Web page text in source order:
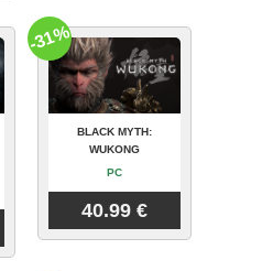
BLACK MYTH:
WUKONG
PC
40.99 €
-31%